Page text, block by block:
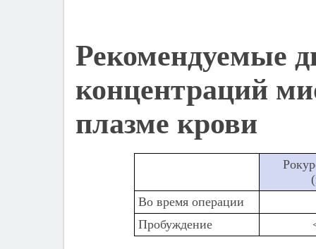
Рекомендуемые
концентраций
плазме крови
Во время операции
Пробуждение